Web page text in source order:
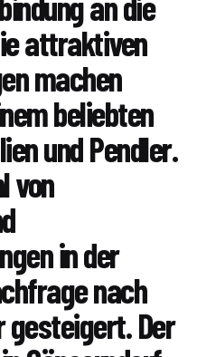
attraktiven
machen
beliebten
und Pendler.
von
in der
nach
gesteigert. Der